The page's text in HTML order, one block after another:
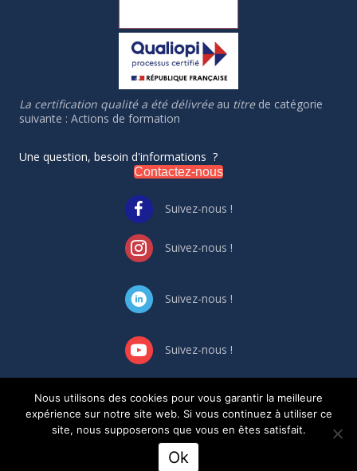
La certification qualité a été délivréeau titrede catégorie
suivante : Actions de formation
Une question, besoin d'informations ?
Contactez-nous
Suivez-nous !
Suivez-nous !
Suivez-nous !
Suivez-nous !
GESTION DES CONFLITS D’INTERETS
Règlement intérieur
Création site Internet Ekalio.fr
Nous utilisons des cookies pour vous garantir la meilleure
expérience sur notre site web. Si vous continuez à utiliser ce
site, nous supposerons que vous en êtes satisfait.
Ok